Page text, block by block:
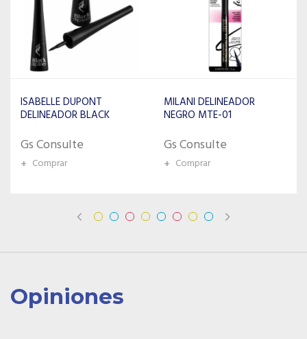
MILANI DELINEADOR
NEGRO MTE-01
Gs Consulte
+ Comprar
ISABELLE DUPONT
DELINEADOR TEARPROF
Gs Consulte
+ Comprar
Opiniones